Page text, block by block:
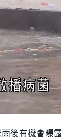
後有機會曝